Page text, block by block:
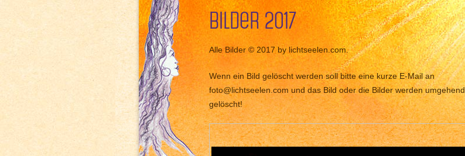
Bilder 2017
Alle Bilder © 2017 by lichtseelen.com.
Wenn ein Bild gelöscht werden soll bitte eine kurze E-Mail an
foto@lichtseelen.com und das Bild oder die Bilder werden umgehend
gelöscht!